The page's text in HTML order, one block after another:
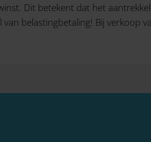
Dit betekent dat het
belastingbetaling! Bij verkoop